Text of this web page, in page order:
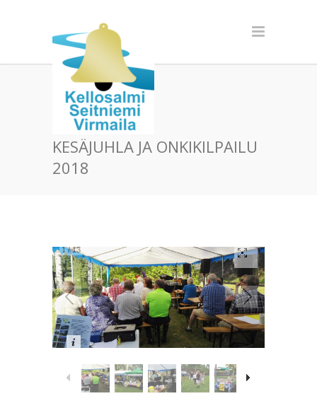
KESÄJUHLA JA ONKIKILPAILU
2018
1/13